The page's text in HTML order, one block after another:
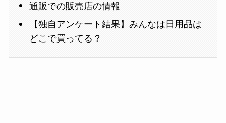
通販での販売店の情報
【独自アンケート結果】みんなは日用品は
どこで買ってる？